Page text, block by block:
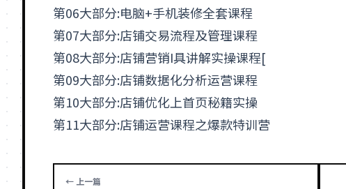
第06大部分:电脑+手机装修全套课程
第07大部分:店铺交易流程及管理课程
第08大部分:店铺营销I具讲解实操课程[
第09大部分:店铺数据化分析运营课程
第10大部分:店铺优化上首页秘籍实操
第11大部分:店铺运营课程之爆款特训营
← 上一篇